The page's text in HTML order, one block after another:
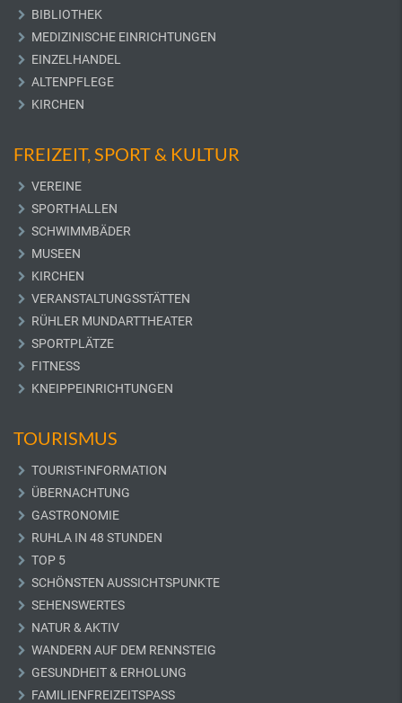
BIBLIOTHEK
MEDIZINISCHE EINRICHTUNGEN
EINZELHANDEL
ALTENPFLEGE
KIRCHEN
FREIZEIT, SPORT & KULTUR
VEREINE
SPORTHALLEN
SCHWIMMBÄDER
MUSEEN
KIRCHEN
VERANSTALTUNGSSTÄTTEN
RÜHLER MUNDARTTHEATER
SPORTPLÄTZE
FITNESS
KNEIPPEINRICHTUNGEN
TOURISMUS
TOURIST-INFORMATION
ÜBERNACHTUNG
GASTRONOMIE
RUHLA IN 48 STUNDEN
TOP 5
SCHÖNSTEN AUSSICHTSPUNKTE
SEHENSWERTES
NATUR & AKTIV
WANDERN AUF DEM RENNSTEIG
GESUNDHEIT & ERHOLUNG
FAMILIENFREIZEITSPASS